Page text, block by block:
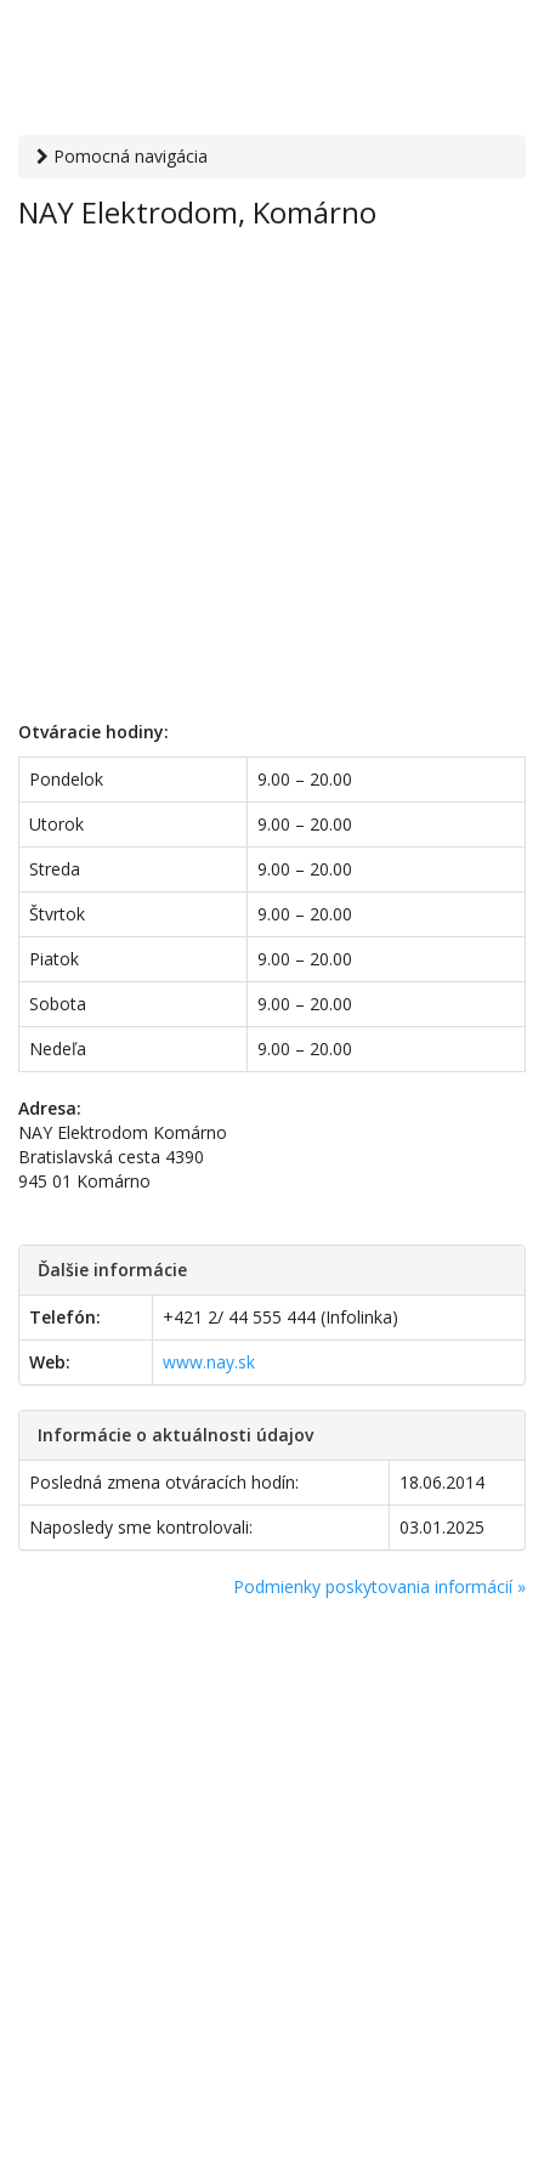
Pomocná navigácia
Elektrodom, Komárno
NAY Elektrodom, Komárno
Otváracie hodiny:
Pondelok
9.00 – 20.00
Utorok
9.00 – 20.00
Streda
9.00 – 20.00
Štvrtok
9.00 – 20.00
Piatok
9.00 – 20.00
Sobota
9.00 – 20.00
Nedeľa
9.00 – 20.00
Adresa:
NAY Elektrodom Komárno
Bratislavská cesta 4390
945 01 Komárno
Ďalšie informácie
Telefón:
+421 2/ 44 555 444 (Infolinka)
Web:
www.nay.sk
Informácie o aktuálnosti údajov
Posledná zmena otváracích hodín:
18.06.2014
Naposledy sme kontrolovali:
03.01.2025
Podmienky poskytovania informácií »